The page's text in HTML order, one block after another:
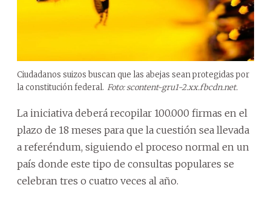
Ciudadanos suizos buscan que las abejas sean protegidas por
la constitución federal. Foto: scontent-gru1-2.xx.fbcdn.net.
La iniciativa deberá recopilar 100.000 firmas en el
plazo de 18 meses para que la cuestión sea llevada
a referéndum, siguiendo el proceso normal en un
país donde este tipo de consultas populares se
celebran tres o cuatro veces al año.